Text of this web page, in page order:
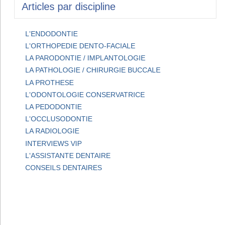
Articles par discipline
L'ENDODONTIE
L'ORTHOPEDIE DENTO-FACIALE
LA PARODONTIE / IMPLANTOLOGIE
LA PATHOLOGIE / CHIRURGIE BUCCALE
LA PROTHESE
L'ODONTOLOGIE CONSERVATRICE
LA PEDODONTIE
L'OCCLUSODONTIE
LA RADIOLOGIE
INTERVIEWS VIP
L'ASSISTANTE DENTAIRE
CONSEILS DENTAIRES